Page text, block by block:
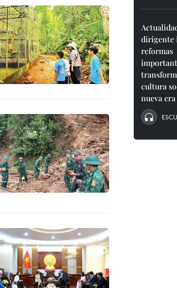
dirigente
reformas
cultura
nueva era